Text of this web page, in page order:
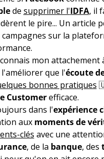
de supprimer l'IDFA, il
le pire... Un article
sur la
mon attachement
que l'écoute
bonnes pratiques
Customerefficace.
dans l'expérience
aux moments de
clés avec une
, de la banque, des